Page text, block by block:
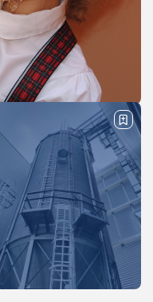
języka
może być
fascynującą
możliwości
i osobistym. Istnieje
2025